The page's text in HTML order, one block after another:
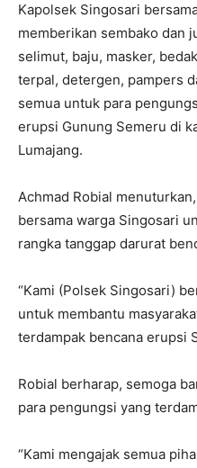
Kapolsek Singosari
memberikan sembako dan
selimut, baju, masker,
terpal, detergen, pampers
semua untuk para
erupsi Gunung Semeru di
Lumajang.
Achmad Robial
bersama warga Singosari
rangka tanggap darurat
“Kami (Polsek Singosari)
untuk membantu
terdampak bencana erupsi
Robial berharap, semoga
para pengungsi yang
“Kami mengajak semua